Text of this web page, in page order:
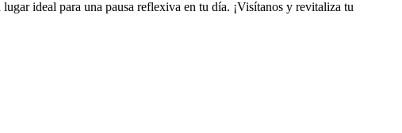
ideal para una pausa reflexiva en tu día. ¡Visítanos y revitaliza tu